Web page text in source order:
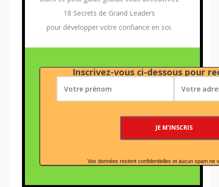
18 Secrets de Grand Leaders
pour développer votre confiance en soi.
Inscrivez-vous ci-dessous pour
Vos données restent confidentielles et aucun spam ne